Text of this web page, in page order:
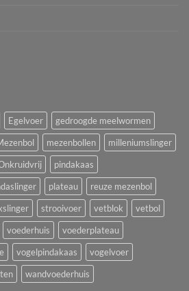
Egelvoer
gedroogde meelwormen
mezenbollen
milleniumslinger
pindakaas
plateau
reuze mezenbol
strooivoer vetblok
vetbol
voederhuis
voederplateau
vogelpindakaas
vogelvoer
wandvoederhuis